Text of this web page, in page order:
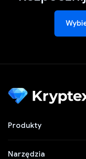
Produkty
Narzędzia